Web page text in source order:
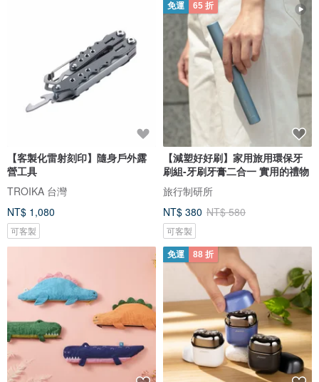
【客製化雷射刻印】隨身戶外露
營工具
TROIKA 台灣
NT$ 1,080
可客製
免運 65 折
【減塑好好刷】家用旅用環保牙
刷組-牙刷牙膏二合一 實用的禮物
旅行制研所
NT$ 380 NT$ 580
可客製
免運 88 折